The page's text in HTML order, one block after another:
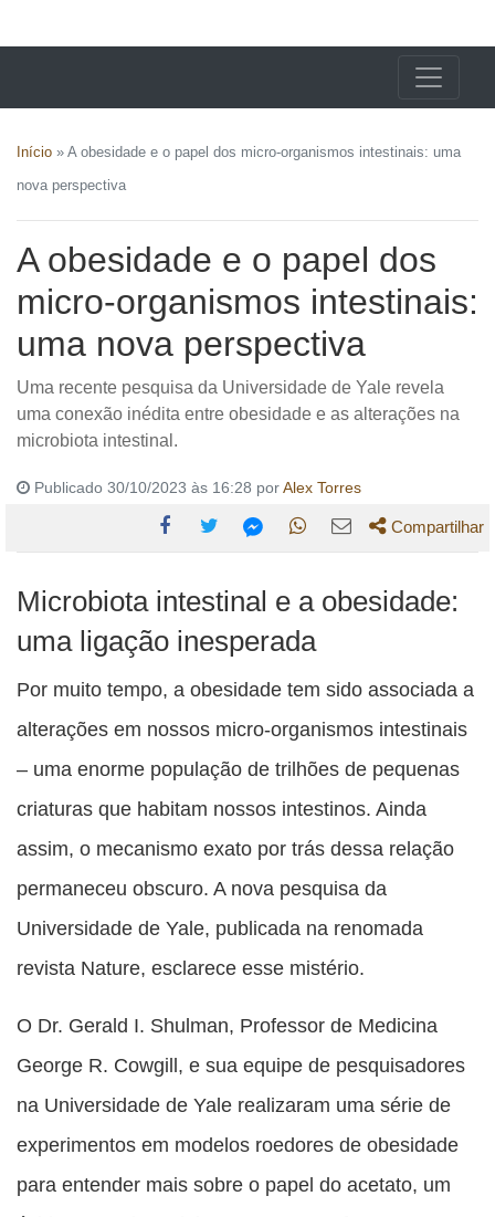
Início » A obesidade e o papel dos micro-organismos intestinais: uma
nova perspectiva
A obesidade e o papel dos
micro-organismos intestinais:
uma nova perspectiva
Uma recente pesquisa da Universidade de Yale revela
uma conexão inédita entre obesidade e as alterações na
microbiota intestinal.
Publicado 30/10/2023 às 16:28 porAlex Torres
esta
publicação
Facebook
esta
publicação
com
Twitter
esta
publicação
Messenger
esta
publicação
WhatsApp
esta
Email
Compartilhar
Microbiota intestinal e a obesidade:
uma ligação inesperada
Por muito tempo, a obesidade tem sido associada a
alterações em nossos micro-organismos intestinais
– uma enorme população de trilhões de pequenas
criaturas que habitam nossos intestinos. Ainda
assim, o mecanismo exato por trás dessa relação
permaneceu obscuro. A nova pesquisa da
Universidade de Yale, publicada na renomada
revista Nature, esclarece esse mistério.
O Dr. Gerald I. Shulman, Professor de Medicina
George R. Cowgill, e sua equipe de pesquisadores
na Universidade de Yale realizaram uma série de
experimentos em modelos roedores de obesidade
para entender mais sobre o papel do acetato, um